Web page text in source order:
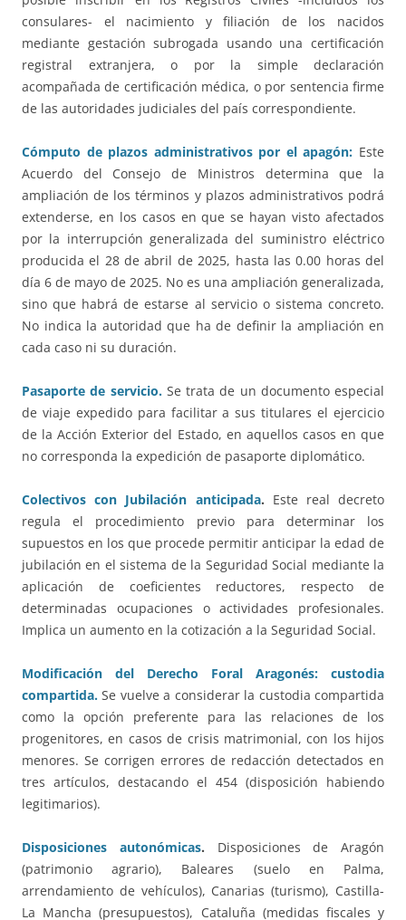
consulares- el nacimiento y filiación de los nacidos
mediante gestación subrogada usando una certificación
registral extranjera, o por la simple declaración
acompañada de certificación médica, o por sentencia firme
de las autoridades judiciales del país correspondiente.
Cómputo de plazos administrativos por el apagón: Este
Acuerdo del Consejo de Ministros determina que la
ampliación de los términos y plazos administrativos podrá
extenderse, en los casos en que se hayan visto afectados
por la interrupción generalizada del suministro eléctrico
producida el 28 de abril de 2025, hasta las 0.00 horas del
día 6 de mayo de 2025. No es una ampliación generalizada,
sino que habrá de estarse al servicio o sistema concreto.
No indica la autoridad que ha de definir la ampliación en
cada caso ni su duración.
Pasaporte de servicio. Se trata de un documento especial
de viaje expedido para facilitar a sus titulares el ejercicio
de la Acción Exterior del Estado, en aquellos casos en que
no corresponda la expedición de pasaporte diplomático.
Colectivos con Jubilación anticipada. Este real decreto
regula el procedimiento previo para determinar los
supuestos en los que procede permitir anticipar la edad de
jubilación en el sistema de la Seguridad Social mediante la
aplicación de coeficientes reductores, respecto de
determinadas ocupaciones o actividades profesionales.
Implica un aumento en la cotización a la Seguridad Social.
Modificación del Derecho Foral Aragonés: custodia
compartida. Se vuelve a considerar la custodia compartida
como la opción preferente para las relaciones de los
progenitores, en casos de crisis matrimonial, con los hijos
menores. Se corrigen errores de redacción detectados en
tres artículos, destacando el 454 (disposición habiendo
legitimarios).
Disposiciones autonómicas. Disposiciones de Aragón
(patrimonio agrario), Baleares (suelo en Palma,
arrendamiento de vehículos), Canarias (turismo), Castilla-
La Mancha (presupuestos), Cataluña (medidas fiscales y